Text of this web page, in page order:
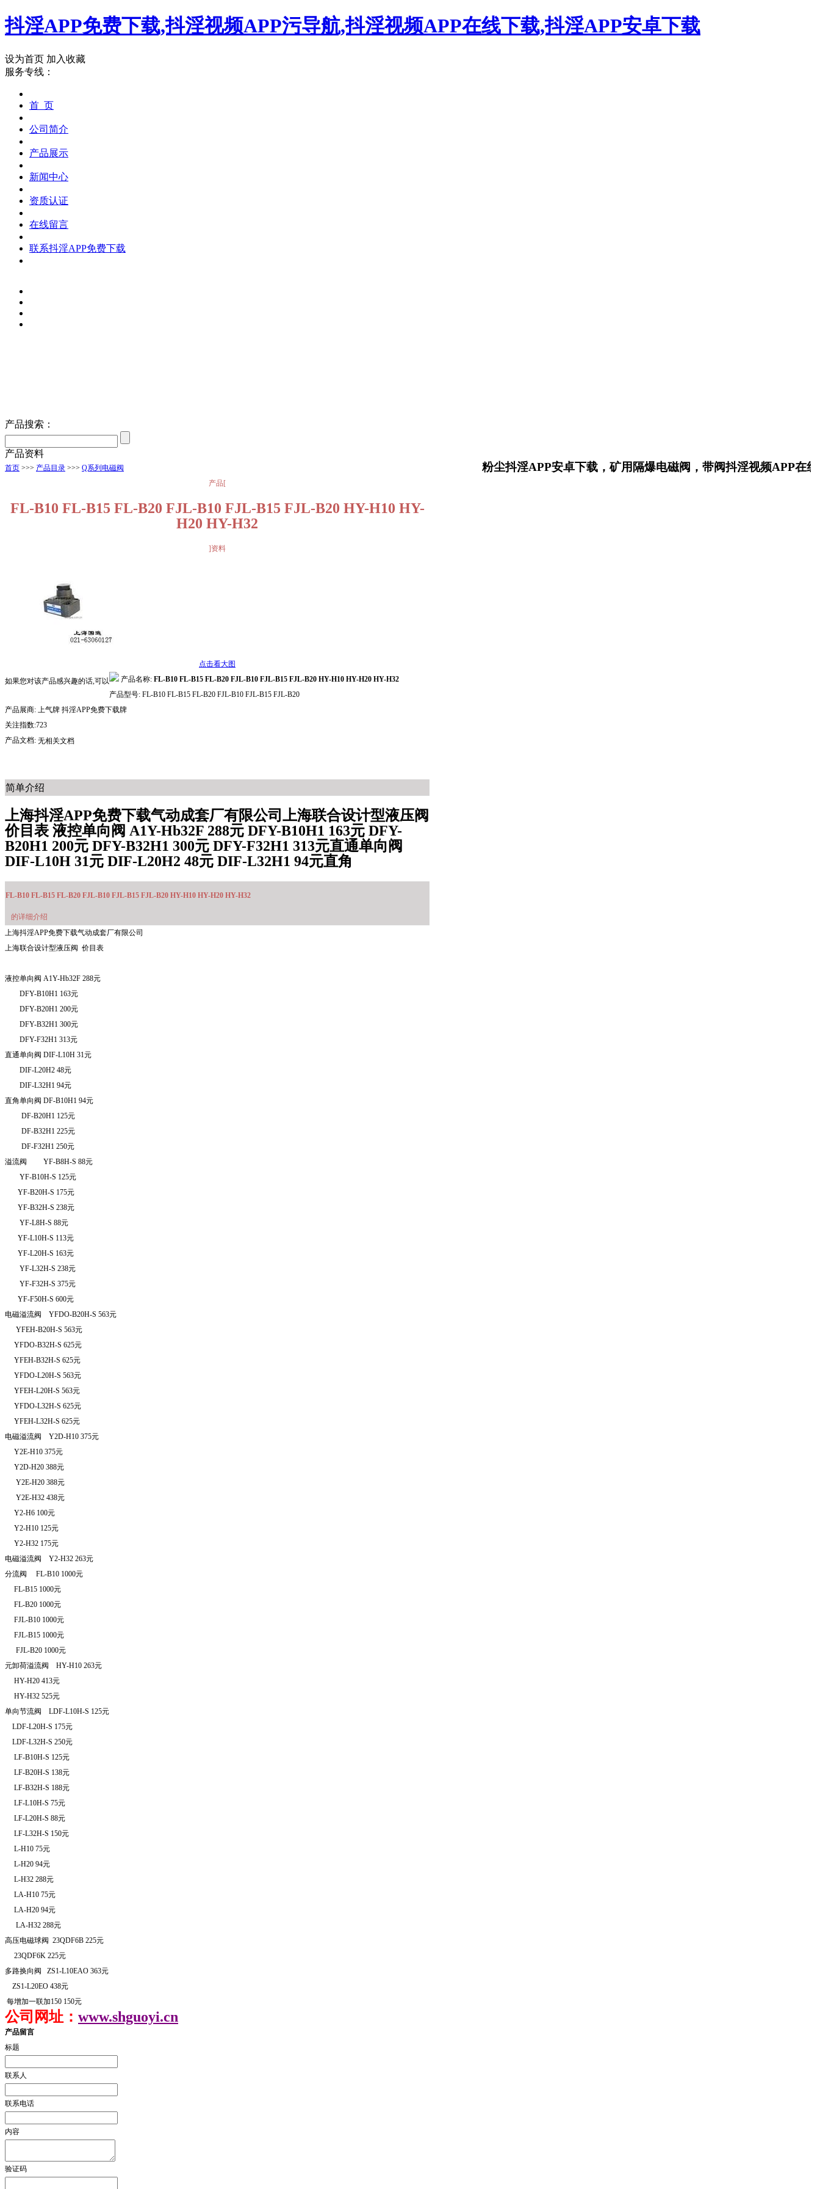
抖淫APP免费下载,抖淫视频APP污导航,抖淫视频APP在线下载,抖淫APP安卓下载
设为首页 加入收藏
服务专线：
首 页
公司简介
产品展示
新闻中心
资质认证
在线留言
联系抖淫APP免费下载
产品搜索：
粉尘抖淫APP安卓下载，矿用隔爆电磁阀，带阀抖淫视频APP在线
产品资料
首页 >>> 产品目录 >>> Q系列电磁阀
产品[
FL-B10 FL-B15 FL-B20 FJL-B10 FJL-B15 FJL-B20 HY-H10 HY-
H20 HY-H32
]资料
点击看大图
如果您对该产品感兴趣的话,可以
产品名称: FL-B10 FL-B15 FL-B20 FJL-B10 FJL-B15 FJL-B20 HY-H10 HY-H20 HY-H32
产品型号: FL-B10 FL-B15 FL-B20 FJL-B10 FJL-B15 FJL-B20
产品展商: 上气牌 抖淫APP免费下载牌
关注指数:723
产品文档: 无相关文档
简单介绍
上海抖淫APP免费下载气动成套厂有限公司上海联合设计型液压阀
价目表 液控单向阀 A1Y-Hb32F 288元 DFY-B10H1 163元 DFY-
B20H1 200元 DFY-B32H1 300元 DFY-F32H1 313元直通单向阀
DIF-L10H 31元 DIF-L20H2 48元 DIF-L32H1 94元直角
FL-B10 FL-B15 FL-B20 FJL-B10 FJL-B15 FJL-B20 HY-H10 HY-H20 HY-H32
的详细介绍
上海抖淫APP免费下载气动成套厂有限公司
上海联合设计型液压阀 价目表
液控单向阀 A1Y-Hb32F 288元
DFY-B10H1 163元
DFY-B20H1 200元
DFY-B32H1 300元
DFY-F32H1 313元
直通单向阀 DIF-L10H 31元
DIF-L20H2 48元
DIF-L32H1 94元
直角单向阀 DF-B10H1 94元
DF-B20H1 125元
DF-B32H1 225元
DF-F32H1 250元
溢流阀 YF-B8H-S 88元
YF-B10H-S 125元
YF-B20H-S 175元
YF-B32H-S 238元
YF-L8H-S 88元
YF-L10H-S 113元
YF-L20H-S 163元
YF-L32H-S 238元
YF-F32H-S 375元
YF-F50H-S 600元
电磁溢流阀 YFDO-B20H-S 563元
YFEH-B20H-S 563元
YFDO-B32H-S 625元
YFEH-B32H-S 625元
YFDO-L20H-S 563元
YFEH-L20H-S 563元
YFDO-L32H-S 625元
YFEH-L32H-S 625元
电磁溢流阀 Y2D-H10 375元
Y2E-H10 375元
Y2D-H20 388元
Y2E-H20 388元
Y2E-H32 438元
Y2-H6 100元
Y2-H10 125元
Y2-H32 175元
电磁溢流阀 Y2-H32 263元
分流阀 FL-B10 1000元
FL-B15 1000元
FL-B20 1000元
FJL-B10 1000元
FJL-B15 1000元
FJL-B20 1000元
元卸荷溢流阀 HY-H10 263元
HY-H20 413元
HY-H32 525元
单向节流阀 LDF-L10H-S 125元
LDF-L20H-S 175元
LDF-L32H-S 250元
LF-B10H-S 125元
LF-B20H-S 138元
LF-B32H-S 188元
LF-L10H-S 75元
LF-L20H-S 88元
LF-L32H-S 150元
L-H10 75元
L-H20 94元
L-H32 288元
LA-H10 75元
LA-H20 94元
LA-H32 288元
高压电磁球阀 23QDF6B 225元
23QDF6K 225元
多路换向阀 ZS1-L10EAO 363元
ZS1-L20EO 438元
每增加一联加150 150元
公司网址： www.shguoyi.cn
产品留言
标题
联系人
联系电话
内容
验证码